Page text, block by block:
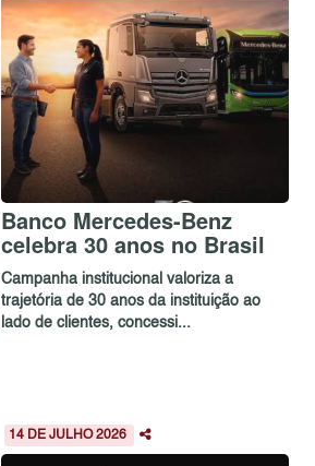
Banco Mercedes-Benz
celebra 30 anos no Brasil
Campanha institucional valoriza a
trajetória de 30 anos da instituição ao
lado de clientes, concessi...
14 DE JULHO 2026